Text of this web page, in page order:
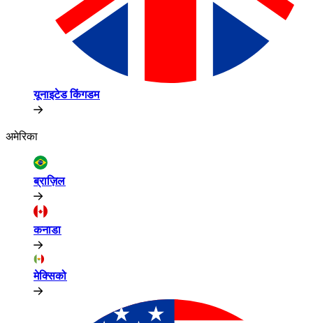
यूनाइटेड किंगडम​​
अमेरिका​​
ब्राज़िल​​
कनाडा​​
मेक्सिको​​